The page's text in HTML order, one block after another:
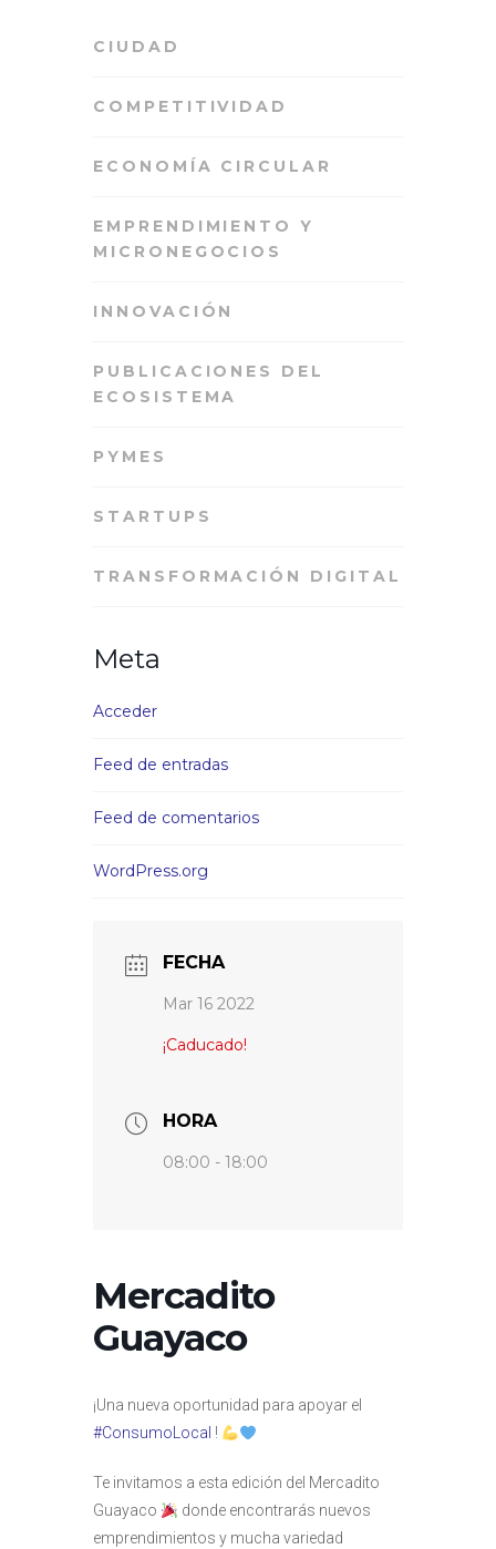
CIUDAD
COMPETITIVIDAD
ECONOMÍA CIRCULAR
EMPRENDIMIENTO Y
MICRONEGOCIOS
INNOVACIÓN
PUBLICACIONES DEL
ECOSISTEMA
PYMES
STARTUPS
TRANSFORMACIÓN DIGITAL
Meta
Acceder
Feed de entradas
Feed de comentarios
WordPress.org
FECHA
Mar 16 2022
¡Caducado!
HORA
08:00 - 18:00
Mercadito
Guayaco
¡Una nueva oportunidad para apoyar el
#ConsumoLocal !
Te invitamos a esta edición del Mercadito
Guayaco
donde encontrarás nuevos
emprendimientos y mucha variedad